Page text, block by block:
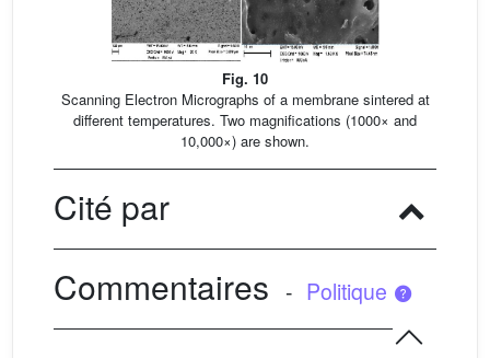
Fig. 10
Scanning Electron Micrographs of a membrane sintered at
different temperatures. Two magnifications (1000× and
10,000×) are shown.
Cité par
Commentaires - Politique